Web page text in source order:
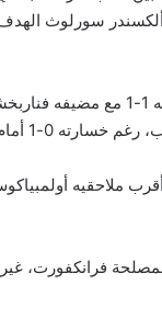
ألكسندر سورلوث
وتأهل آينتراخت فرانكفورت الألماني
أنتويرب البلجيكي.
بـ12 نقطة، بفارق 3 نقاط أمام
فرانكفورت، غير